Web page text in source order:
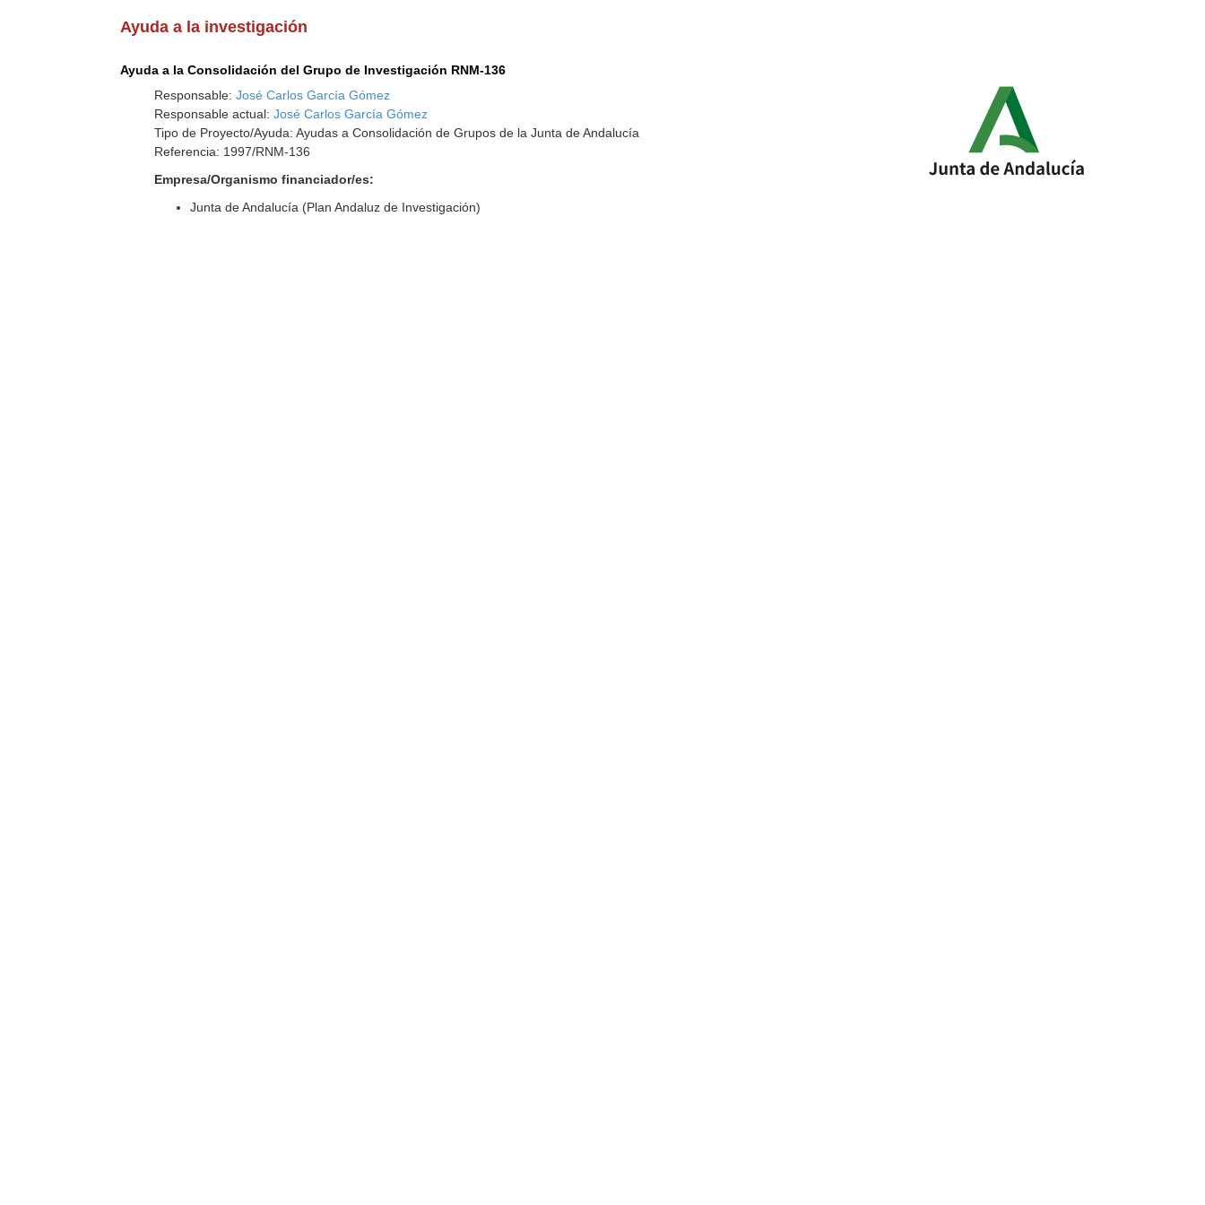
Ayuda a la investigación
Ayuda a la Consolidación del Grupo de Investigación RNM-136
Responsable:José Carlos García Gómez
Responsable actual:José Carlos García Gómez
Tipo de Proyecto/Ayuda: Ayudas a Consolidación de Grupos de la Junta de Andalucía
Referencia: 1997/RNM-136
Empresa/Organismo financiador/es:
Junta de Andalucía (Plan Andaluz de Investigación)